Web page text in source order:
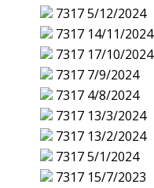
73175/12/2024
7317 14/11/2024
7317 17/10/2024
7317 7/9/2024
7317 4/8/2024
7317 13/3/2024
7317 13/2/2024
73175/1/2024
7317 15/7/2023